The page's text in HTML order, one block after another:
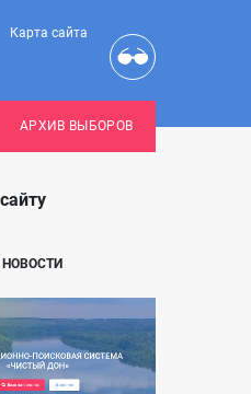
Карта сайта
АРХИВ ВЫБОРОВ